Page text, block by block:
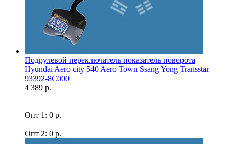
Подрулевой переключатель показатель поворота
Hyundai Aero city 540 Aero Town Ssang Yong Transstar
93392-8C000
4 389 р.
Опт 1: 0 р.
Опт 2: 0 р.